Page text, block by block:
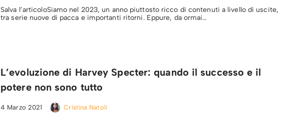
Salva l’articoloSiamo nel 2023, un anno piuttosto ricco di contenuti a livello di uscite,
tra serie nuove di pacca e importanti ritorni. Eppure, da ormai…
L’evoluzione di Harvey Specter: quando il successo e il
potere non sono tutto
4 Marzo 2021 Cristina Natoli